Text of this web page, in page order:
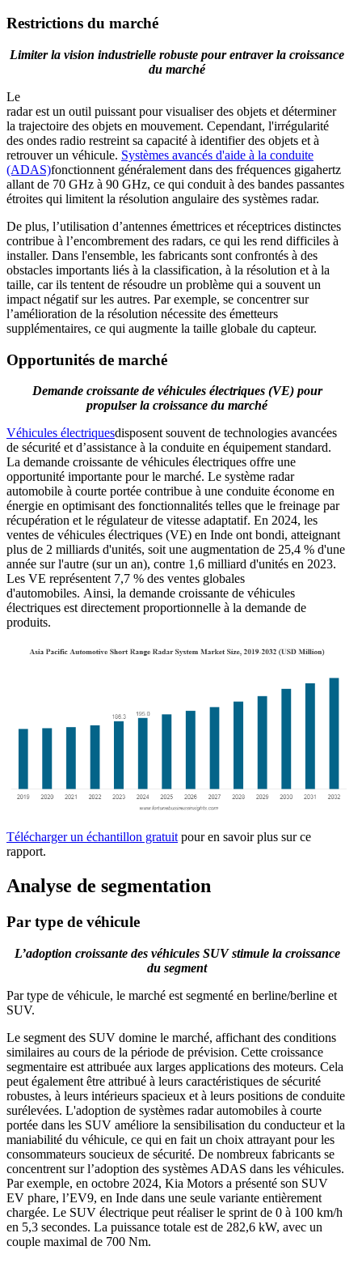
Restrictions du marché
Limiter la vision industrielle robuste pour entraver la croissance
du marché
Le
radar est un outil puissant pour visualiser des objets et déterminer
la trajectoire des objets en mouvement. Cependant, l'irrégularité
des ondes radio restreint sa capacité à identifier des objets et à
retrouver un véhicule. Systèmes avancés d'aide à la conduite
(ADAS)fonctionnent généralement dans des fréquences gigahertz
allant de 70 GHz à 90 GHz, ce qui conduit à des bandes passantes
étroites qui limitent la résolution angulaire des systèmes radar.
De plus, l’utilisation d’antennes émettrices et réceptrices distinctes
contribue à l’encombrement des radars, ce qui les rend difficiles à
installer. Dans l'ensemble, les fabricants sont confrontés à des
obstacles importants liés à la classification, à la résolution et à la
taille, car ils tentent de résoudre un problème qui a souvent un
impact négatif sur les autres. Par exemple, se concentrer sur
l’amélioration de la résolution nécessite des émetteurs
supplémentaires, ce qui augmente la taille globale du capteur.
Opportunités de marché
Demande croissante de véhicules électriques (VE) pour
propulser la croissance du marché
Véhicules électriquesdisposent souvent de technologies avancées
de sécurité et d’assistance à la conduite en équipement standard.
La demande croissante de véhicules électriques offre une
opportunité importante pour le marché. Le système radar
automobile à courte portée contribue à une conduite économe en
énergie en optimisant des fonctionnalités telles que le freinage par
récupération et le régulateur de vitesse adaptatif. En 2024, les
ventes de véhicules électriques (VE) en Inde ont bondi, atteignant
plus de 2 milliards d'unités, soit une augmentation de 25,4 % d'une
année sur l'autre (sur un an), contre 1,6 milliard d'unités en 2023.
Les VE représentent 7,7 % des ventes globales
d'automobiles. Ainsi, la demande croissante de véhicules
électriques est directement proportionnelle à la demande de
produits.
Télécharger un échantillon gratuit pour en savoir plus sur ce
rapport.
Analyse de segmentation
Par type de véhicule
L’adoption croissante des véhicules SUV stimule la croissance
du segment
Par type de véhicule, le marché est segmenté en berline/berline et
SUV.
Le segment des SUV domine le marché, affichant des conditions
similaires au cours de la période de prévision. Cette croissance
segmentaire est attribuée aux larges applications des moteurs. Cela
peut également être attribué à leurs caractéristiques de sécurité
robustes, à leurs intérieurs spacieux et à leurs positions de conduite
surélevées. L'adoption de systèmes radar automobiles à courte
portée dans les SUV améliore la sensibilisation du conducteur et la
maniabilité du véhicule, ce qui en fait un choix attrayant pour les
consommateurs soucieux de sécurité. De nombreux fabricants se
concentrent sur l’adoption des systèmes ADAS dans les véhicules.
Par exemple, en octobre 2024, Kia Motors a présenté son SUV
EV phare, l’EV9, en Inde dans une seule variante entièrement
chargée. Le SUV électrique peut réaliser le sprint de 0 à 100 km/h
en 5,3 secondes. La puissance totale est de 282,6 kW, avec un
couple maximal de 700 Nm.